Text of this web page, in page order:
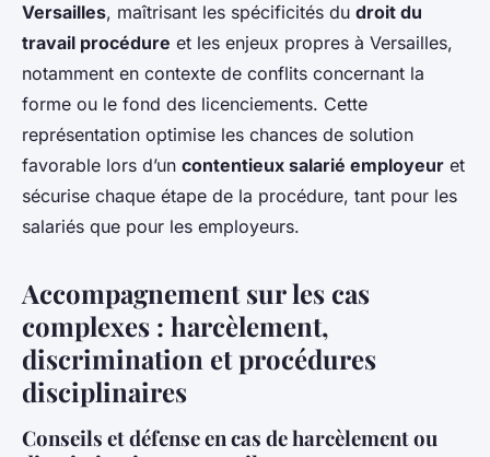
Versailles, maîtrisant les spécificités du droit du
travail procédure et les enjeux propres à Versailles,
notamment en contexte de conflits concernant la
forme ou le fond des licenciements. Cette
représentation optimise les chances de solution
favorable lors d’un contentieux salarié employeur et
sécurise chaque étape de la procédure, tant pour les
salariés que pour les employeurs.
Accompagnement sur les cas
complexes : harcèlement,
discrimination et procédures
disciplinaires
Conseils et défense en cas de harcèlement ou